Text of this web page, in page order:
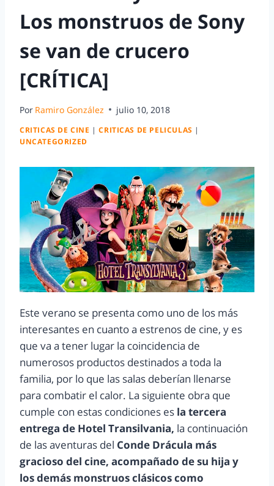
Los monstruos de Sony
se van de crucero
[CRÍTICA]
Por Ramiro González julio 10, 2018
CRITICAS DE CINE |CRITICAS DE PELICULAS |
UNCATEGORIZED
Este verano se presenta como uno de los más
interesantes en cuanto a estrenos de cine, y es
que va a tener lugar la coincidencia de
numerosos productos destinados a toda la
familia, por lo que las salas deberían llenarse
para combatir el calor. La siguiente obra que
cumple con estas condiciones es la tercera
entrega de Hotel Transilvania, la continuación
de las aventuras del Conde Drácula más
gracioso del cine, acompañado de su hija y
los demás monstruos clásicos como